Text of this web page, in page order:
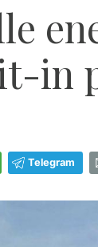
in
Telegram